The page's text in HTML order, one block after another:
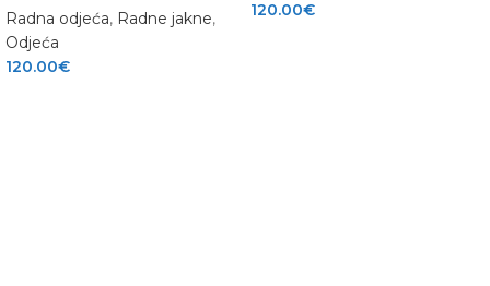
Radna odjeća, Radne jakne,
Odjeća
120.00€
120.00€